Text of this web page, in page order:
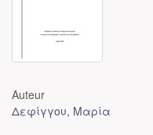
Auteur
Δεφίγγου, Μαρία